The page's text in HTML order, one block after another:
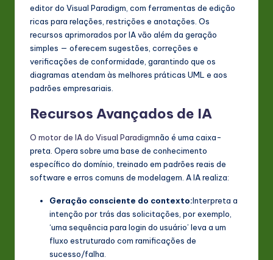
editor do Visual Paradigm, com ferramentas de edição
ricas para relações, restrições e anotações. Os
recursos aprimorados por IA vão além da geração
simples — oferecem sugestões, correções e
verificações de conformidade, garantindo que os
diagramas atendam às melhores práticas UML e aos
padrões empresariais.
Recursos Avançados de IA
O motor de IA do Visual Paradigmnão é uma caixa-
preta. Opera sobre uma base de conhecimento
específico do domínio, treinado em padrões reais de
software e erros comuns de modelagem. A IA realiza:
Geração consciente do contexto:Interpreta a
intenção por trás das solicitações, por exemplo,
‘uma sequência para login do usuário’ leva a um
fluxo estruturado com ramificações de
sucesso/falha.